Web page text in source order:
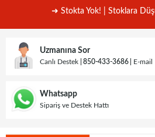
➜ Stokta Yok! | Stoklara
Uzmanına Sor
Canlı Destek 850-433-3686 E-mail
Whatsapp
Sipariş ve Destek Hattı